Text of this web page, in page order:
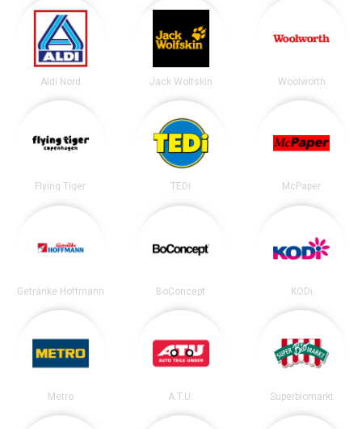
Aldi Nord Jack Wolfskin Woolworth
Flying Tiger TEDi McPaper
Getränke Hoffmann BoConcept KODi
Metro A.T.U. Superbiomarkt